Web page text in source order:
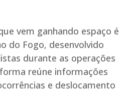
vem ganhando espaço é
do Fogo, desenvolvido
durante as operações
reúne informações
e deslocamento